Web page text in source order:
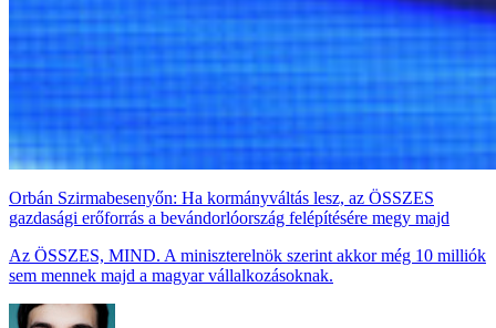
Orbán Szirmabesenyőn: Ha kormányváltás lesz, az ÖSSZES
gazdasági erőforrás a bevándorlóország felépítésére megy majd
Az ÖSSZES, MIND. A miniszterelnök szerint akkor még 10 milliók
sem mennek majd a magyar vállalkozásoknak.